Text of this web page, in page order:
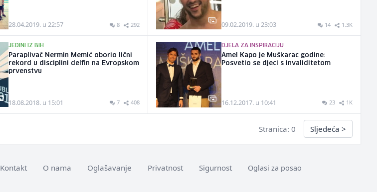
28.04.2019. u 22:57 8 292 09.02.2019. u 23:03 14 1.3K
JEDINI IZ BIH
Paraplivač Nermin Memić oborio lični
rekord u disciplini delfin na Evropskom
prvenstvu
18.08.2018. u 15:01 7 408
DJELA ZA INSPIRACIJU
Amel Kapo je Muškarac godine:
Posvetio se djeci s invaliditetom
16.12.2017. u 10:41 23 1K
Stranica: 0 Sljedeća >
Kontakt O nama Oglašavanje Privatnost Sigurnost Oglasi za posao